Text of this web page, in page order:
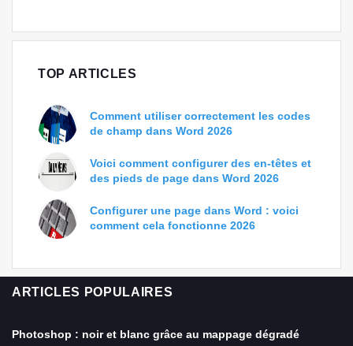
TOP ARTICLES
Comment utiliser correctement les codes
de champ dans Word 2026
Voici comment configurer des en-têtes et
des pieds de page dans Word 2026
Configurer une page dans Word : voici
comment cela fonctionne 2026
ARTICLES POPULAIRES
Photoshop : noir et blanc grâce au mappage dégradé